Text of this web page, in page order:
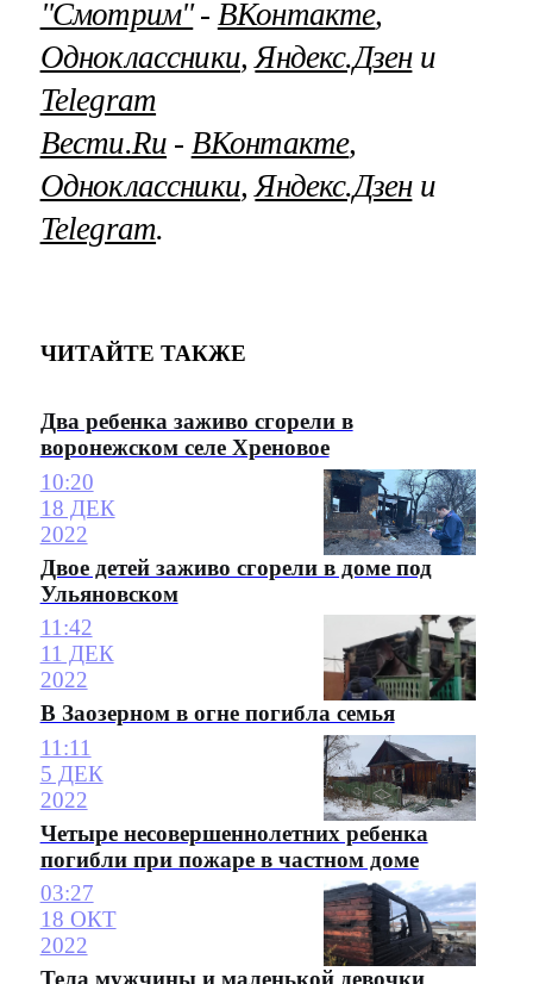
"Смотрим"‐ ВКонтакте,
Одноклассники,Яндекс.Дзени
Telegram
Вести.Ru ‐ ВКонтакте,
Одноклассники,Яндекс.Дзени
Telegram.
ЧИТАЙТЕ ТАКЖЕ
Два ребенка заживо сгорели в
воронежском селе Хреновое
10:20
18 ДЕК
2022
Двое детей заживо сгорели в доме под
Ульяновском
11:42
11 ДЕК
2022
В Заозерном в огне погибла семья
11:11
5 ДЕК
2022
Четыре несовершеннолетних ребенка
погибли при пожаре в частном доме
03:27
18 ОКТ
2022
Тела мужчины и маленькой девочки